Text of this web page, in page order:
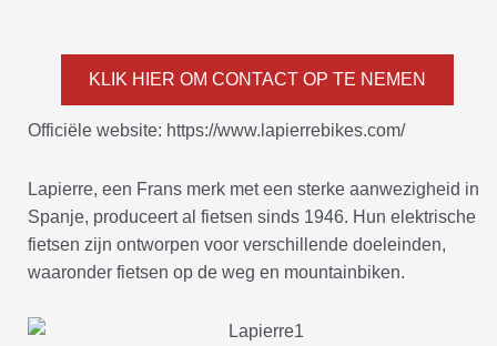
KLIK HIER OM CONTACT OP TE NEMEN
Officiële website: https://www.lapierrebikes.com/
Lapierre, een Frans merk met een sterke aanwezigheid in
Spanje, produceert al fietsen sinds 1946. Hun elektrische
fietsen zijn ontworpen voor verschillende doeleinden,
waaronder fietsen op de weg en mountainbiken.